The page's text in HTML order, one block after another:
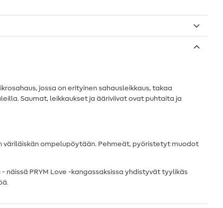
jossa on erityinen sahausleikkaus, takaa
Saumat, leikkaukset ja ääriviivat ovat puhtaita ja
väriläiskän ompelupöytään. Pehmeät, pyöristetyt muodot
PRYM Love -kangassaksissa yhdistyvät tyylikäs